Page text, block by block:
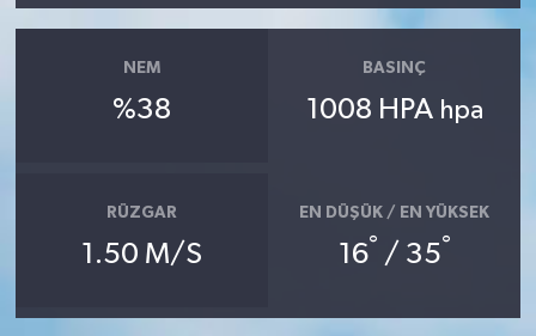
NEM
%38
BASINÇ
1008 HPA hpa
RÜZGAR
1.50 M/S
EN DÜŞÜK / EN YÜKSEK
16° / 35°